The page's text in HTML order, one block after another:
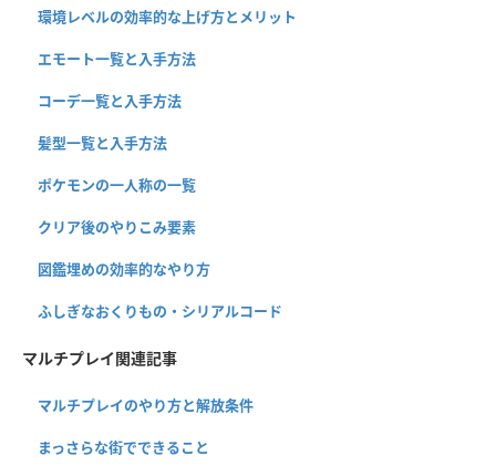
環境レベルの効率的な上げ方とメリット
エモート一覧と入手方法
コーデ一覧と入手方法
髪型一覧と入手方法
ポケモンの一人称の一覧
クリア後のやりこみ要素
図鑑埋めの効率的なやり方
ふしぎなおくりもの・シリアルコード
マルチプレイ関連記事
マルチプレイのやり方と解放条件
まっさらな街でできること